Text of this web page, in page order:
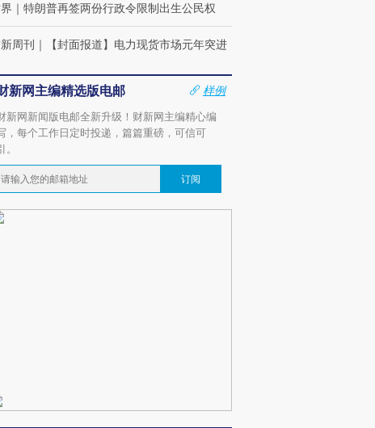
｜ 特朗普再签两份行政令限制出生公民权
周刊 ｜ 【封面报道】电力现货市场元年突进
新网主编精选版电邮
样例
新网新闻版电邮全新升级！财新网主编精心编
，每个工作日定时投递，篇篇重磅，可信可
。
订阅